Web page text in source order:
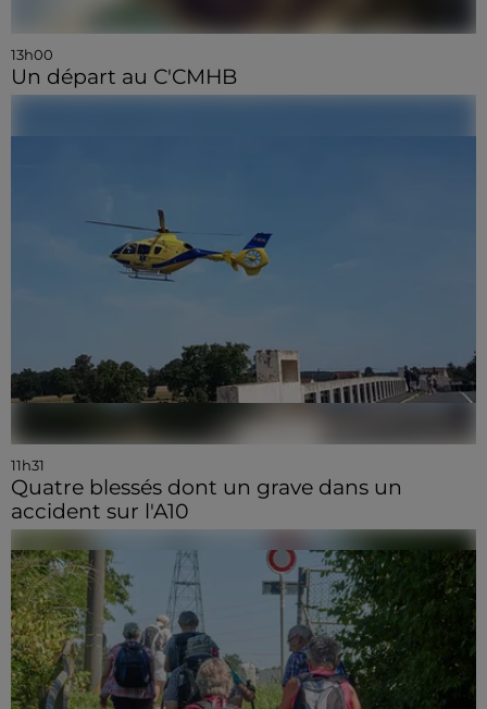
13h00
Un départ au C'CMHB
11h31
Quatre blessés dont un grave dans un
accident sur l'A10